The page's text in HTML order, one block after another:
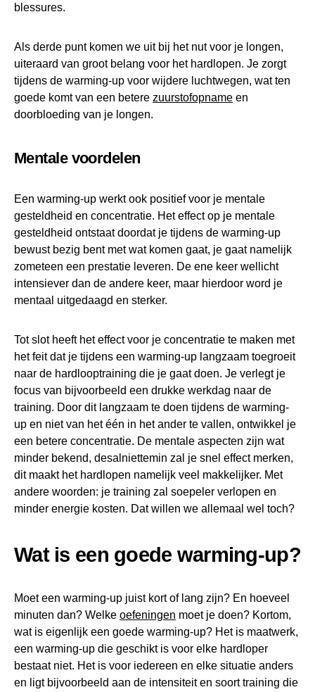
blessures.
Als derde punt komen we uit bij het nut voor je longen,
uiteraard van groot belang voor het hardlopen. Je zorgt
tijdens de warming-up voor wijdere luchtwegen, wat ten
goede komt van een betere zuurstofopname en
doorbloeding van je longen.
Mentale voordelen
Een warming-up werkt ook positief voor je mentale
gesteldheid en concentratie. Het effect op je mentale
gesteldheid ontstaat doordat je tijdens de warming-up
bewust bezig bent met wat komen gaat, je gaat namelijk
zometeen een prestatie leveren. De ene keer wellicht
intensiever dan de andere keer, maar hierdoor word je
mentaal uitgedaagd en sterker.
Tot slot heeft het effect voor je concentratie te maken met
het feit dat je tijdens een warming-up langzaam toegroeit
naar de hardlooptraining die je gaat doen. Je verlegt je
focus van bijvoorbeeld een drukke werkdag naar de
training. Door dit langzaam te doen tijdens de warming-
up en niet van het één in het ander te vallen, ontwikkel je
een betere concentratie. De mentale aspecten zijn wat
minder bekend, desalniettemin zal je snel effect merken,
dit maakt het hardlopen namelijk veel makkelijker. Met
andere woorden: je training zal soepeler verlopen en
minder energie kosten. Dat willen we allemaal wel toch?
Wat is een goede warming-up?
Moet een warming-up juist kort of lang zijn? En hoeveel
minuten dan? Welke oefeningen moet je doen? Kortom,
wat is eigenlijk een goede warming-up? Het is maatwerk,
een warming-up die geschikt is voor elke hardloper
bestaat niet. Het is voor iedereen en elke situatie anders
en ligt bijvoorbeeld aan de intensiteit en soort training die